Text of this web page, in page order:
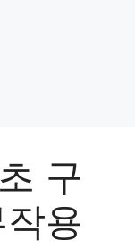
구
용